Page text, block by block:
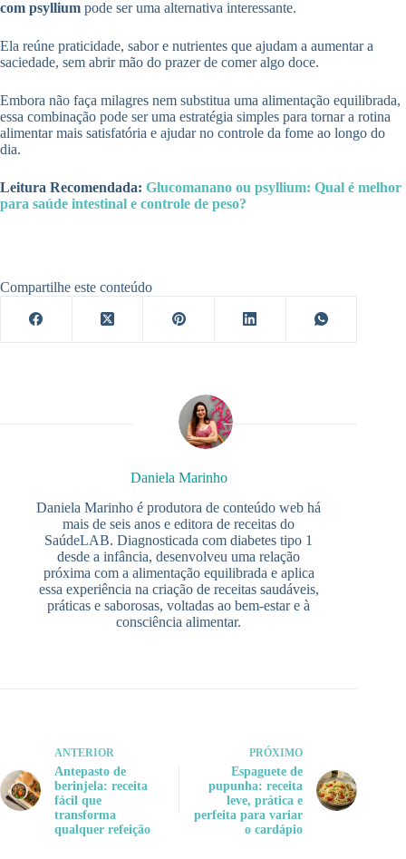
com psyllium pode ser uma alternativa interessante.
Ela reúne praticidade, sabor e nutrientes que ajudam a aumentar a
saciedade, sem abrir mão do prazer de comer algo doce.
Embora não faça milagres nem substitua uma alimentação equilibrada,
essa combinação pode ser uma estratégia simples para tornar a rotina
alimentar mais satisfatória e ajudar no controle da fome ao longo do
dia.
Leitura Recomendada: Glucomanano ou psyllium: Qual é melhor
para saúde intestinal e controle de peso?
Compartilhe este conteúdo
Daniela Marinho
Daniela Marinho é produtora de conteúdo web há
mais de seis anos e editora de receitas do
SaúdeLAB. Diagnosticada com diabetes tipo 1
desde a infância, desenvolveu uma relação
próxima com a alimentação equilibrada e aplica
essa experiência na criação de receitas saudáveis,
práticas e saborosas, voltadas ao bem-estar e à
consciência alimentar.
ANTERIOR
Antepasto de
berinjela: receita
fácil que
transforma
qualquer refeição
PRÓXIMO
Espaguete de
pupunha: receita
leve, prática e
perfeita para variar
o cardápio